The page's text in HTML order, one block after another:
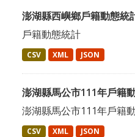
澎湖縣西嶼鄉戶籍動態統
戶籍動態統計
CSV XML JSON
澎湖縣馬公市111年戶籍
澎湖縣馬公市111年戶籍
CSV XML JSON